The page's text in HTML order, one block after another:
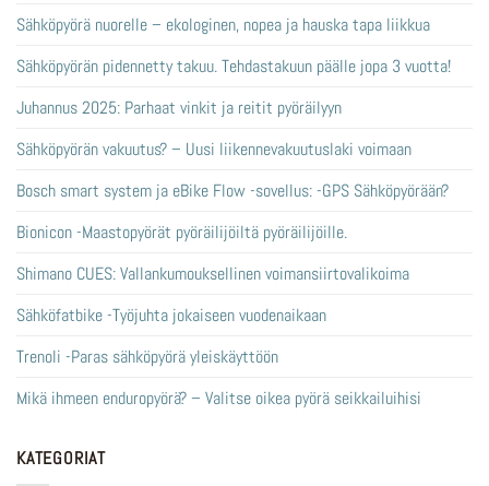
Sähköpyörä nuorelle – ekologinen, nopea ja hauska tapa liikkua
Sähköpyörän pidennetty takuu. Tehdastakuun päälle jopa 3 vuotta!
Juhannus 2025: Parhaat vinkit ja reitit pyöräilyyn
Sähköpyörän vakuutus? – Uusi liikennevakuutuslaki voimaan
Bosch smart system ja eBike Flow -sovellus: -GPS Sähköpyörään?
Bionicon -Maastopyörät pyöräilijöiltä pyöräilijöille.
Shimano CUES: Vallankumouksellinen voimansiirtovalikoima
Sähköfatbike -Työjuhta jokaiseen vuodenaikaan
Trenoli -Paras sähköpyörä yleiskäyttöön
Mikä ihmeen enduropyörä? – Valitse oikea pyörä seikkailuihisi
KATEGORIAT